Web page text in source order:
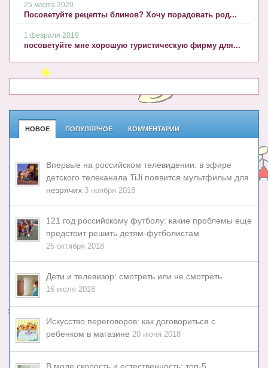
25 марта 2020
Посоветуйте рецепты блинов? Хочу порадовать род...
1 февраля 2019
посоветуйте мне хорошую туристическую фирму для...
НОВОЕ ПОПУЛЯРНОЕ КОММЕНТАРИИ
Впервые на российском телевидении: в эфире
детского телеканала TiJi появится мультфильм для
незрячих 3 ноября 2018
121 год российскому футболу: какие проблемы еще
предстоит решить детям-футболистам
25 октября 2018
Дети и телевизор: смотреть или не смотреть
16 июля 2018
Искусство переговоров: как договориться с
ребенком в магазине 20 июня 2018